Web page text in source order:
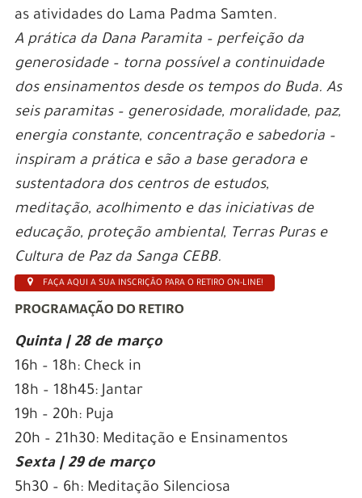
as atividades do Lama Padma Samten.
A prática da Dana Paramita – perfeição da
generosidade – torna possível a continuidade
dos ensinamentos desde os tempos do Buda. As
seis paramitas – generosidade, moralidade, paz,
energia constante, concentração e sabedoria –
inspiram a prática e são a base geradora e
sustentadora dos centros de estudos,
meditação, acolhimento e das iniciativas de
educação, proteção ambiental, Terras Puras e
Cultura de Paz da Sanga CEBB.
FAÇA AQUI A SUA INSCRIÇÃO PARA O RETIRO ON-LINE!
PROGRAMAÇÃO DO RETIRO
Quinta | 28 de março
16h – 18h: Check in
18h – 18h45: Jantar
19h – 20h: Puja
20h – 21h30: Meditação e Ensinamentos
Sexta | 29 de março
5h30 – 6h: Meditação Silenciosa